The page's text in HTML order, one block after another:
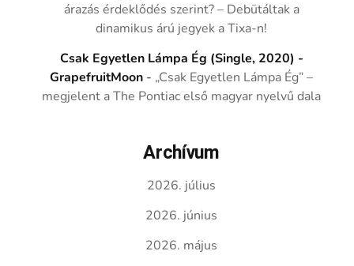
árazás érdeklődés szerint? – Debütáltak a
dinamikus árú jegyek a Tixa-n!
Csak Egyetlen Lámpa Ég (Single, 2020) -
GrapefruitMoon - „Csak Egyetlen Lámpa Ég” –
megjelent a The Pontiac első magyar nyelvű dala
Archívum
2026. július
2026. június
2026. május